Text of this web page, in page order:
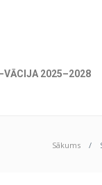
2025–2028
Sākums